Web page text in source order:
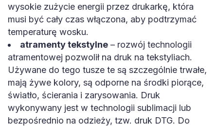
wysokie zużycie energii przez drukarkę, która
musi być cały czas włączona, aby podtrzymać
temperaturę wosku.
atramenty tekstylne – rozwój technologii
atramentowej pozwolił na druk na tekstyliach.
Używane do tego tusze te są szczególnie trwałe,
mają żywe kolory, są odporne na środki piorące,
światło, ścierania i zarysowania. Druk
wykonywany jest w technologii sublimacji lub
bezpośrednio na odzieży, tzw. druk DTG. Do